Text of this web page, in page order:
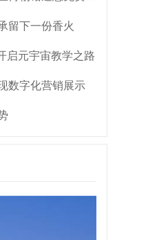
留下一份香火
启元宇宙教学之路
数字化营销展示